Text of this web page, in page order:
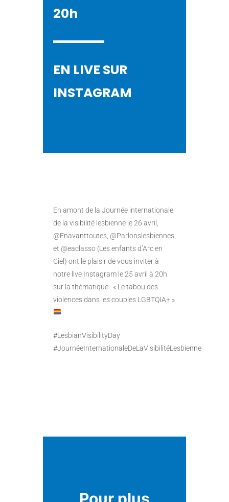
20h
EN LIVE SUR
INSTAGRAM
En amont de la Journée internationale
de la visibilité lesbienne le 26 avril,
@Enavanttoutes, @Parlonslesbiennes,
et @eaclasso (Les enfants d’Arc en
Ciel) ont le plaisir de vous inviter à
notre live Instagram le 25 avril à 20h
sur la thématique : « Le tabou des
violences dans les couples LGBTQIA+ »
#LesbianVisibilityDay
#JournéeInternationaleDeLaVisibilitéLesbienne